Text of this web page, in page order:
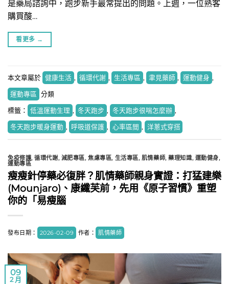
是藥局諮詢中，跑步新手最常提出的問題。上週，一位熟客
購買酸…
看更多 →
本文章屬於 健康生活 , 循環代謝 , 生活專區 , 聿見藥師 , 運動健身 ,
運動專區 分類
標籤： 低溫運動生理 , 冬天跑步 , 冬天跑步很喘怎麼辦 ,
冬天跑步暖身運動 , 呼吸道保護 , 心率區間 , 洋蔥式穿搭
免疫修護,循環代謝, 減肥專區,焦慮專區, 生活專區, 肌情藥師,藥理知識, 運動健身,
運動專區
瘦瘦針停藥必復胖？肌情藥師親身實證：打猛建樂
(Mounjaro)、康纖芙前，先用《原子習慣》重塑
你的「易瘦腦
發布日期： 2026-02-09 作者： 肌情藥師
09
2 月